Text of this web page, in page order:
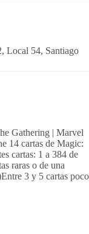
Local 54, Santiago
Gathering | Marvel
14 cartas de Magic:
cartas: 1 a 384 de
raras o de una
3 y 5 cartas poco